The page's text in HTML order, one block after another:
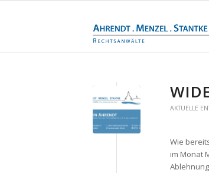
AKTUELLE
Wie
im Monat